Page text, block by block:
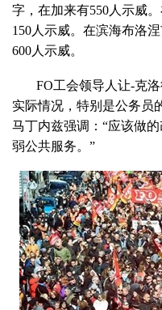
字，在加来有550人示威
150人示威。在滨海布洛
600人示威。
FO工会领导人让-克
实际情况，特别是公务员
马丁内兹强调：“应该做
弱公共服务。”